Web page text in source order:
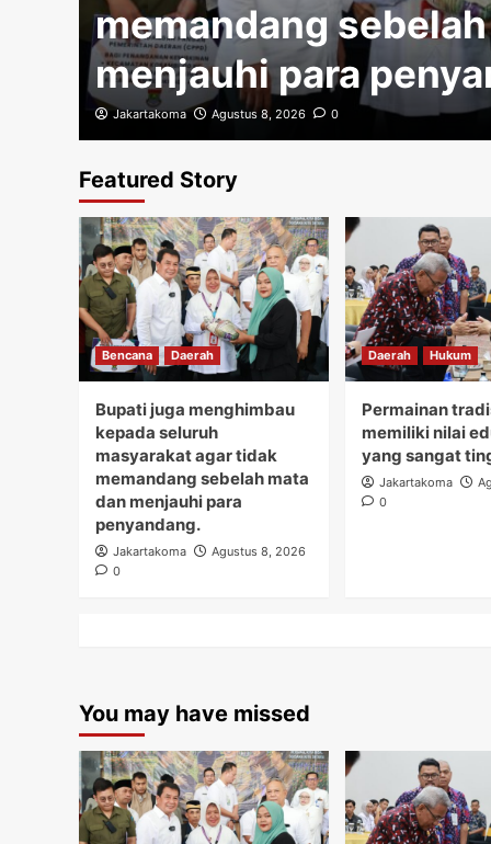
memandang
menjauhi para
Jakartakoma Agustus 8, 2026 0
Featured Story
Bencana Daerah
Bupati juga menghimbau
kepada seluruh
masyarakat agar tidak
memandang sebelah mata
dan menjauhi para
penyandang.
Jakartakoma
Agustus 8, 2026
0
Daerah Hukum
Permainan
memiliki nilai
yang sangat
Jakartakoma
0
You may have missed